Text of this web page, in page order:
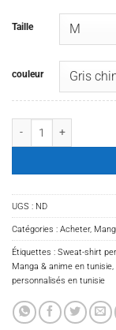
Taille
couleur
UGS : ND
Catégories : Acheter,
Étiquettes : Sweat-shirt
Manga & anime en tunisie,
personnalisés en tunisie